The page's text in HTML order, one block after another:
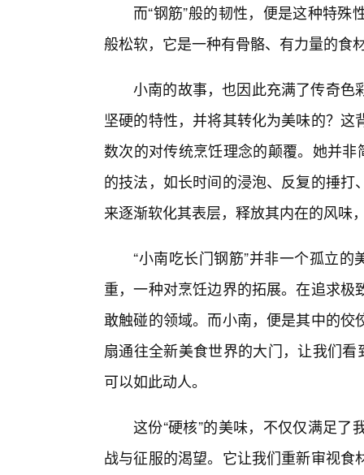
而“钢筋”般的韧性，便是这种特
般松软，它是一种有骨骼、有力量的食
小南的故事，也因此充满了传奇色
坚硬的特性，并将其转化为美味的？
数次的对传统烹饪理念的颠覆。她并
的技法，如长时间的浸泡、反复的捶
来逐渐软化其表层，释放其内在的风味
“小南吃长门钢筋”并非一个孤立
重，一种对烹饪边界的拓展。在追求
敢触碰的领域。而小南，便是其中的
扇通往全新美食世界的大门，让我们
可以如此动人。
这份“硬核”的美味，不仅仅满足
战与征服的渴望。它让我们重新审视